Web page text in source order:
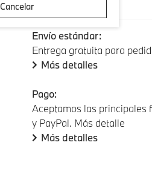
Envío estándar:
Entrega gratuita para
Más detalles
Pago:
Aceptamos las principales
y PayPal. Más detalle
Más detalles
Cancelar